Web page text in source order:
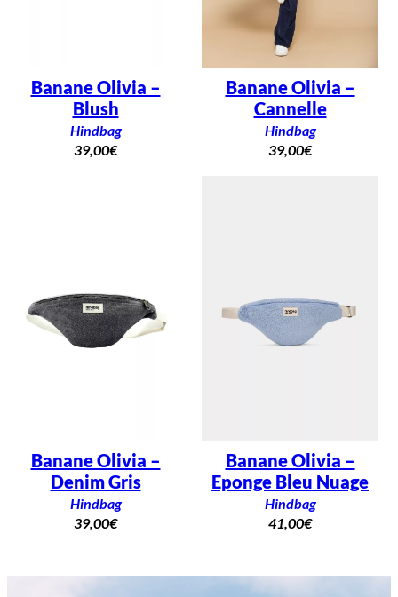
Banane Olivia –
Blush
Hindbag
39,00€
Banane Olivia –
Cannelle
Hindbag
39,00€
Banane Olivia –
Denim Gris
Hindbag
39,00€
Banane Olivia –
Eponge Bleu Nuage
Hindbag
41,00€